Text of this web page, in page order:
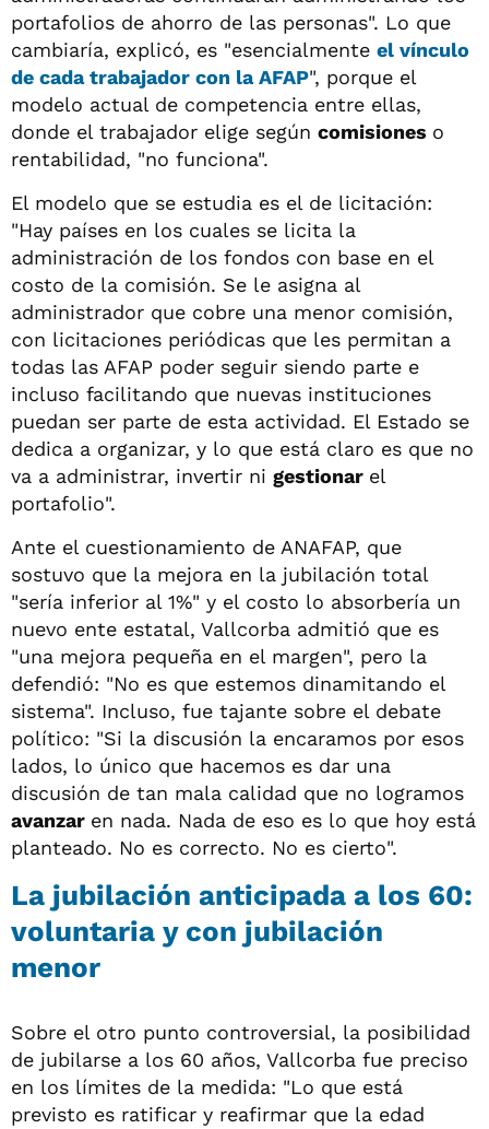
portafolios de ahorro de las personas". Lo que
cambiaría, explicó, es "esencialmente el vínculo
de cada trabajador con la AFAP", porque el
modelo actual de competencia entre ellas,
donde el trabajador elige según comisiones o
rentabilidad, "no funciona".
El modelo que se estudia es el de licitación:
"Hay países en los cuales se licita la
administración de los fondos con base en el
costo de la comisión. Se le asigna al
administrador que cobre una menor comisión,
con licitaciones periódicas que les permitan a
todas las AFAP poder seguir siendo parte e
incluso facilitando que nuevas instituciones
puedan ser parte de esta actividad. El Estado se
dedica a organizar, y lo que está claro es que no
va a administrar, invertir ni gestionar el
portafolio".
Ante el cuestionamiento de ANAFAP, que
sostuvo que la mejora en la jubilación total
"sería inferior al 1%" y el costo lo absorbería un
nuevo ente estatal, Vallcorba admitió que es
"una mejora pequeña en el margen", pero la
defendió: "No es que estemos dinamitando el
sistema". Incluso, fue tajante sobre el debate
político: "Si la discusión la encaramos por esos
lados, lo único que hacemos es dar una
discusión de tan mala calidad que no logramos
avanzar en nada. Nada de eso es lo que hoy está
planteado. No es correcto. No es cierto".
La jubilación anticipada a los 60:
voluntaria y con jubilación
menor
Sobre el otro punto controversial, la posibilidad
de jubilarse a los 60 años, Vallcorba fue preciso
en los límites de la medida: "Lo que está
previsto es ratificar y reafirmar que la edad